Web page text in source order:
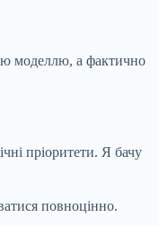
моделлю, а фактично
пріоритети. Я бачу
повноцінно.